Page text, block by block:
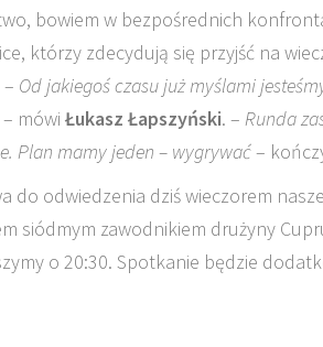
bowiem w bezpośrednich
którzy zdecydują się przyjść na
Od jakiegoś czasu już myślami
– mówi Łukasz Łapszyński. – Runda
Plan mamy jeden – wygrywać–
do odwiedzenia dziś wieczorem
siódmym zawodnikiem drużyny
o 20:30. Spotkanie będzie